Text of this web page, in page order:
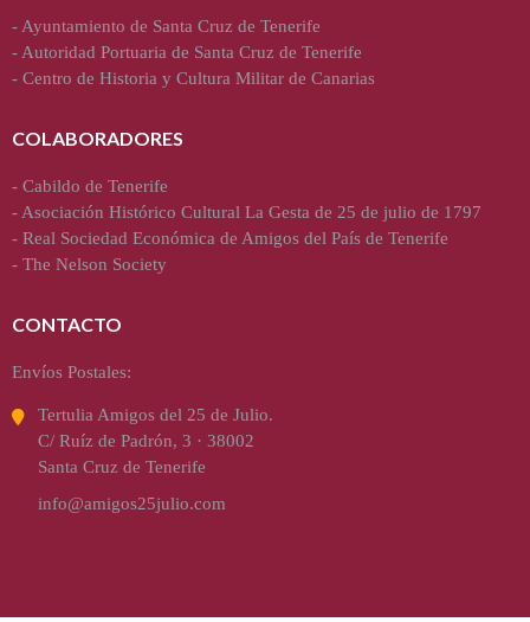
- Ayuntamiento de Santa Cruz de Tenerife
- Autoridad Portuaria de Santa Cruz de Tenerife
- Centro de Historia y Cultura Militar de Canarias
COLABORADORES
- Cabildo de Tenerife
- Asociación Histórico Cultural La Gesta de 25 de julio de 1797
- Real Sociedad Económica de Amigos del País de Tenerife
- The Nelson Society
CONTACTO
Envíos Postales:
Tertulia Amigos del 25 de Julio.
C/ Ruíz de Padrón, 3 · 38002
Santa Cruz de Tenerife
info@amigos25julio.com